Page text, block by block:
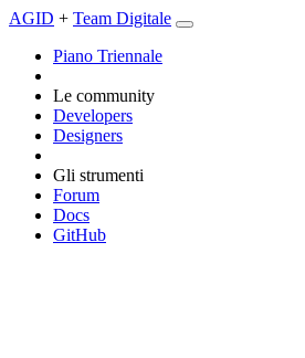
AGID + Team Digitale
Piano Triennale
Le community
Developers
Designers
Gli strumenti
Forum
Docs
GitHub